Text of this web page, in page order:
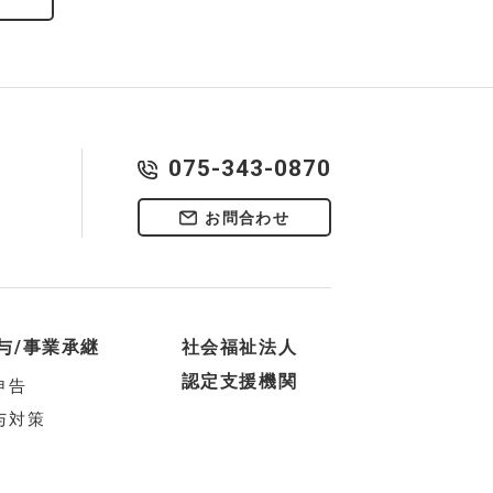
075-343-0870
お問合わせ
/事業承継
告
対策
社会福祉法人
認定支援機関